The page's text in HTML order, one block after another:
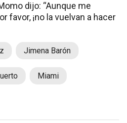
dijo: “Aunque me
favor, ¡no la vuelvan a hacer
Jimena Barón
Miami